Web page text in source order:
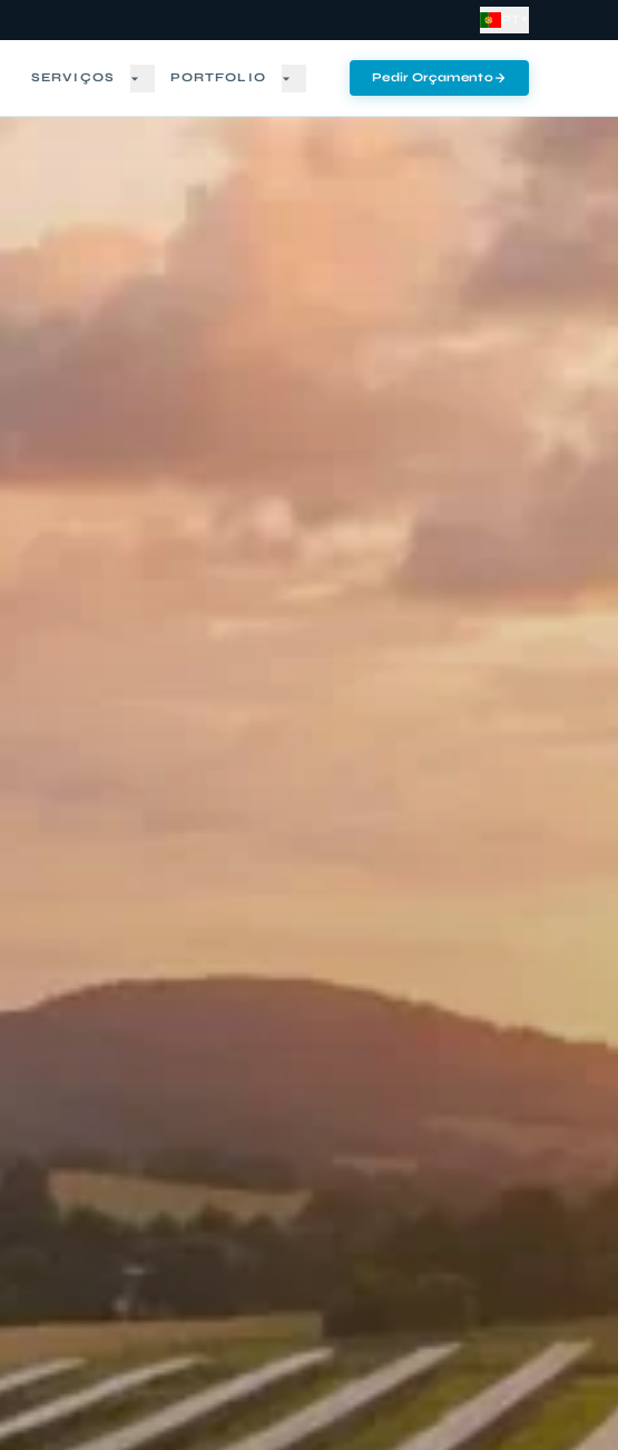
SERVIÇOS PORTFOLIO Pedir Orçamento